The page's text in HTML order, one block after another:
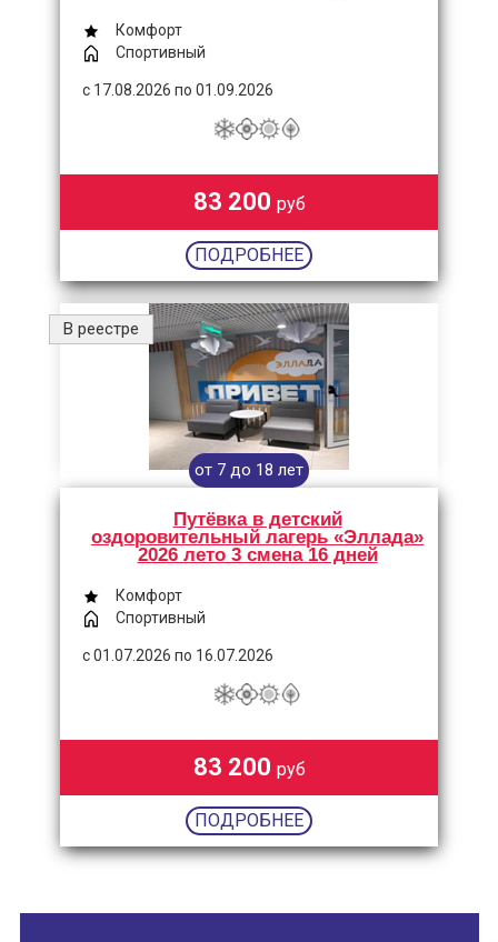
Комфорт
Спортивный
с 17.08.2026 по 01.09.2026
83 200 руб
ПОДРОБНЕЕ
В реестре
от 7 до 18 лет
Путёвка в детский
оздоровительный лагерь «Эллада»
2026 лето 3 смена 16 дней
Комфорт
Спортивный
с 01.07.2026 по 16.07.2026
83 200 руб
ПОДРОБНЕЕ